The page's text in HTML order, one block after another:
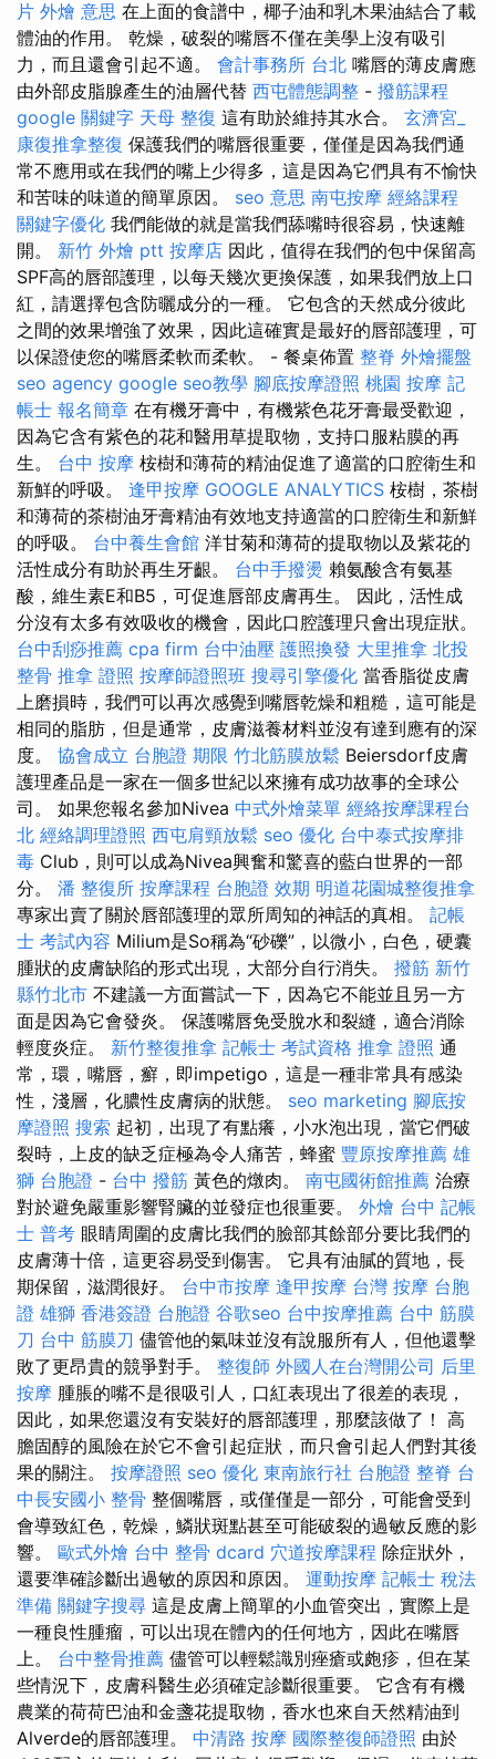
片 外燴 意思 在上面的食譜中，椰子油和乳木果油結合了載
體油的作用。 乾燥，破裂的嘴唇不僅在美學上沒有吸引
力，而且還會引起不適。 會計事務所 台北 嘴唇的薄皮膚應
由外部皮脂腺產生的油層代替 西屯體態調整 - 撥筋課程
google 關鍵字 天母 整復 這有助於維持其水合。 玄濟宮_
康復推拿整復 保護我們的嘴唇很重要，僅僅是因為我們通
常不應用或在我們的嘴上少得多，這是因為它們具有不愉快
和苦味的味道的簡單原因。 seo 意思 南屯按摩 經絡課程
關鍵字優化 我們能做的就是當我們舔嘴時很容易，快速離
開。 新竹 外燴 ptt 按摩店 因此，值得在我們的包中保留高
SPF高的唇部護理，以每天幾次更換保護，如果我們放上口
紅，請選擇包含防曬成分的一種。 它包含的天然成分彼此
之間的效果增強了效果，因此這確實是最好的唇部護理，可
以保證使您的嘴唇柔軟而柔軟。 - 餐桌佈置 整脊 外燴擺盤
seo agency google seo教學 腳底按摩證照 桃園 按摩 記
帳士 報名簡章 在有機牙膏中，有機紫色花牙膏最受歡迎，
因為它含有紫色的花和醫用草提取物，支持口服粘膜的再
生。 台中 按摩 桉樹和薄荷的精油促進了適當的口腔衛生和
新鮮的呼吸。 逢甲按摩 GOOGLE ANALYTICS 桉樹，茶樹
和薄荷的茶樹油牙膏精油有效地支持適當的口腔衛生和新鮮
的呼吸。 台中養生會館 洋甘菊和薄荷的提取物以及紫花的
活性成分有助於再生牙齦。 台中手撥燙 賴氨酸含有氨基
酸，維生素E和B5，可促進唇部皮膚再生。 因此，活性成
分沒有太多有效吸收的機會，因此口腔護理只會出現症狀。
台中刮痧推薦 cpa firm 台中油壓 護照換發 大里推拿 北投
整骨 推拿 證照 按摩師證照班 搜尋引擎優化 當香脂從皮膚
上磨損時，我們可以再次感覺到嘴唇乾燥和粗糙，這可能是
相同的脂肪，但是通常，皮膚滋養材料並沒有達到應有的深
度。 協會成立 台胞證 期限 竹北筋膜放鬆 Beiersdorf皮膚
護理產品是一家在一個多世紀以來擁有成功故事的全球公
司。 如果您報名參加Nivea 中式外燴菜單 經絡按摩課程台
北 經絡調理證照 西屯肩頸放鬆 seo 優化 台中泰式按摩排
毒 Club，則可以成為Nivea興奮和驚喜的藍白世界的一部
分。 潘 整復所 按摩課程 台胞證 效期 明道花園城整復推拿
專家出賣了關於唇部護理的眾所周知的神話的真相。 記帳
士 考試內容 Milium是So稱為“砂礫”，以微小，白色，硬囊
腫狀的皮膚缺陷的形式出現，大部分自行消失。 撥筋 新竹
縣竹北市 不建議一方面嘗試一下，因為它不能並且另一方
面是因為它會發炎。 保護嘴唇免受脫水和裂縫，適合消除
輕度炎症。 新竹整復推拿 記帳士 考試資格 推拿 證照 通
常，環，嘴唇，癬，即impetigo，這是一種非常具有感染
性，淺層，化膿性皮膚病的狀態。 seo marketing 腳底按
摩證照 搜索 起初，出現了有點癢，小水泡出現，當它們破
裂時，上皮的缺乏症極為令人痛苦，蜂蜜 豐原按摩推薦 雄
獅 台胞證 - 台中 撥筋 黃色的燉肉。 南屯國術館推薦 治療
對於避免嚴重影響腎臟的並發症也很重要。 外燴 台中 記帳
士 普考 眼睛周圍的皮膚比我們的臉部其餘部分要比我們的
皮膚薄十倍，這更容易受到傷害。 它具有油膩的質地，長
期保留，滋潤很好。 台中市按摩 逢甲按摩 台灣 按摩 台胞
證 雄獅 香港簽證 台胞證 谷歌seo 台中按摩推薦 台中 筋膜
刀 台中 筋膜刀 儘管他的氣味並沒有說服所有人，但他還擊
敗了更昂貴的競爭對手。 整復師 外國人在台灣開公司 后里
按摩 腫脹的嘴不是很吸引人，口紅表現出了很差的表現，
因此，如果您還沒有安裝好的唇部護理，那麼該做了！ 高
膽固醇的風險在於它不會引起症狀，而只會引起人們對其後
果的關注。 按摩證照 seo 優化 東南旅行社 台胞證 整脊 台
中長安國小 整骨 整個嘴唇，或僅僅是一部分，可能會受到
會導致紅色，乾燥，鱗狀斑點甚至可能破裂的過敏反應的影
響。 歐式外燴 台中 整骨 dcard 穴道按摩課程 除症狀外，
還要準確診斷出過敏的原因和原因。 運動按摩 記帳士 稅法
準備 關鍵字搜尋 這是皮膚上簡單的小血管突出，實際上是
一種良性腫瘤，可以出現在體內的任何地方，因此在嘴唇
上。 台中整骨推薦 儘管可以輕鬆識別痤瘡或皰疹，但在某
些情況下，皮膚科醫生必須確定診斷很重要。 它含有有機
農業的荷荷巴油和金盞花提取物，香水也來自天然精油到
Alverde的唇部護理。 中清路 按摩 國際整復師證照 由於